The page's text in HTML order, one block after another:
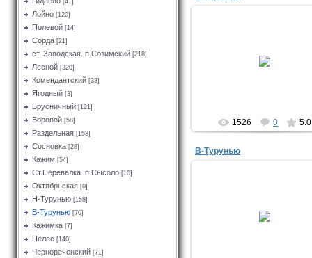
[41]
Лойно [120]
Полевой [14]
Сорда [21]
ст. Заводская. п.Созимский [218]
Лесной [320]
Комендантский [33]
Ягодный [3]
Брусничный [121]
Боровой [58]
Раздельная [158]
Сосновка [28]
Кажим [54]
Ст.Перевалка. п.Сысоло [10]
Октябрьская [0]
Н-Турунью [158]
В-Турунью [70]
Кажимка [7]
Пелес [140]
Чернореченский [71]
Дом в посёлке. Сентябрь
1526 0 5.0
В-Турунью
Дом в В-Турунью. Сентябрь
год.